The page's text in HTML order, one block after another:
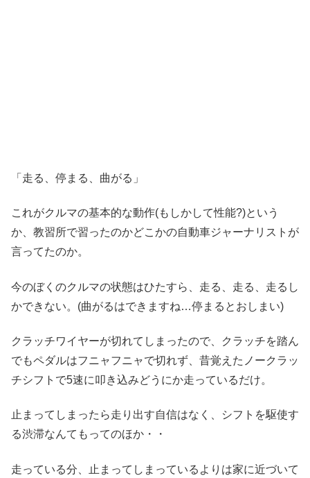
「走る、停まる、曲がる」
これがクルマの基本的な動作(もしかして性能?)という
か、教習所で習ったのかどこかの自動車ジャーナリストが
言ってたのか。
今のぼくのクルマの状態はひたすら、走る、走る、走るし
かできない。(曲がるはできますね…停まるとおしまい)
クラッチワイヤーが切れてしまったので、クラッチを踏ん
でもペダルはフニャフニャで切れず、昔覚えたノークラッ
チシフトで5速に叩き込みどうにか走っているだけ。
止まってしまったら走り出す自信はなく、シフトを駆使す
る渋滞なんてもってのほか・・
走っている分、止まってしまっているよりは家に近づいて